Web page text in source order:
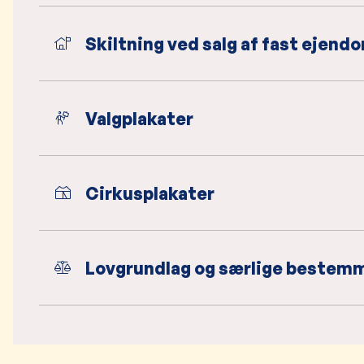
Skiltning ved salg af fast
Valgplakater
Cirkusplakater
Lovgrundlag og særlige